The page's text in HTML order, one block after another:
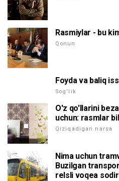
Rasmiylar - bu
Qonun
Foyda va baliq
Sog'lik
O'z qo'llarini
uchun: rasmlar
Qiziqadigan narsa
Nima uchun
Buzilgan
relsli voqea